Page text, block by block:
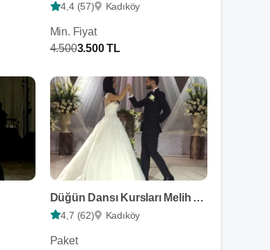
4,4 (57) Kadıköy
Min. Fiyat
4.5003.500 TL
Düğün Dansı Kursları Melih Altın
4,7 (62) Kadıköy
Paket